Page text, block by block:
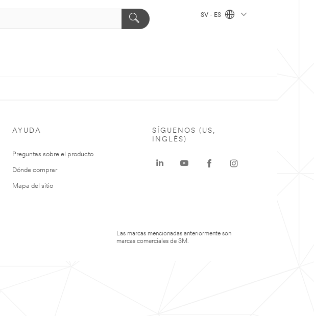
SV - ES
AYUDA
Preguntas sobre el producto
Dónde comprar
Mapa del sitio
SÍGUENOS (US,
INGLÉS)
Las marcas mencionadas anteriormente son
marcas comerciales de 3M.